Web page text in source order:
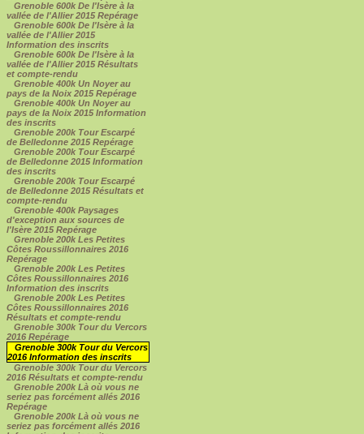
Grenoble 600k De l'Isère à la
vallée de l'Allier 2015 Repérage
Grenoble 600k De l'Isère à la
vallée de l'Allier 2015
Information des inscrits
Grenoble 600k De l'Isère à la
vallée de l'Allier 2015 Résultats
et compte-rendu
Grenoble 400k Un Noyer au
pays de la Noix 2015 Repérage
Grenoble 400k Un Noyer au
pays de la Noix 2015 Information
des inscrits
Grenoble 200k Tour Escarpé
de Belledonne 2015 Repérage
Grenoble 200k Tour Escarpé
de Belledonne 2015 Information
des inscrits
Grenoble 200k Tour Escarpé
de Belledonne 2015 Résultats et
compte-rendu
Grenoble 400k Paysages
d'exception aux sources de
l'Isère 2015 Repérage
Grenoble 200k Les Petites
Côtes Roussillonnaires 2016
Repérage
Grenoble 200k Les Petites
Côtes Roussillonnaires 2016
Information des inscrits
Grenoble 200k Les Petites
Côtes Roussillonnaires 2016
Résultats et compte-rendu
Grenoble 300k Tour du Vercors
2016 Repérage
Grenoble 300k Tour du Vercors
2016 Information des inscrits
Grenoble 300k Tour du Vercors
2016 Résultats et compte-rendu
Grenoble 200k Là où vous ne
seriez pas forcément allés 2016
Repérage
Grenoble 200k Là où vous ne
seriez pas forcément allés 2016